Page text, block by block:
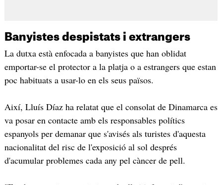
Banyistes despistats i extrangers
La dutxa està enfocada a banyistes que han oblidat
emportar-se el protector a la platja o a estrangers que estan
poc habituats a usar-lo en els seus països.
Així, Lluís Díaz ha relatat que el consolat de Dinamarca es
va posar en contacte amb els responsables polítics
espanyols per demanar que s'avisés als turistes d'aquesta
nacionalitat del risc de l'exposició al sol després
d'acumular problemes cada any pel càncer de pell.